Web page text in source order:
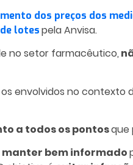
dos preços dos
lotespela Anvisa.
no setor farmacêutico,
envolvidos no
a todos os pontosque
bem informado